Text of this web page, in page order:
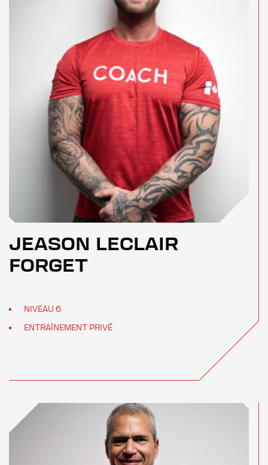
JEASON LECLAIR
FORGET
NIVEAU 6
ENTRAÎNEMENT PRIVÉ